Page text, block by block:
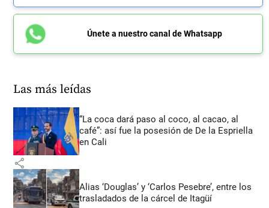
Únete a nuestro canal de Whatsapp
Las más leídas
“La coca dará paso al coco, al cacao, al
café”: así fue la posesión de De la Espriella
en Cali
share
Alias ‘Douglas’ y ‘Carlos Pesebre’, entre los
trasladados de la cárcel de Itagüí